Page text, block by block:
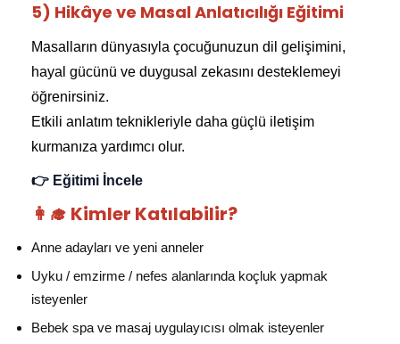
5) Hikâye ve Masal Anlatıcılığı Eğitimi
Masalların dünyasıyla çocuğunuzun dil gelişimini,
hayal gücünü ve duygusal zekasını desteklemeyi
öğrenirsiniz.
Etkili anlatım teknikleriyle daha güçlü iletişim
kurmanıza yardımcı olur.
👉 Eğitimi İncele
👩‍🎓 Kimler Katılabilir?
Anne adayları ve yeni anneler
Uyku / emzirme / nefes alanlarında koçluk yapmak
isteyenler
Bebek spa ve masaj uygulayıcısı olmak isteyenler